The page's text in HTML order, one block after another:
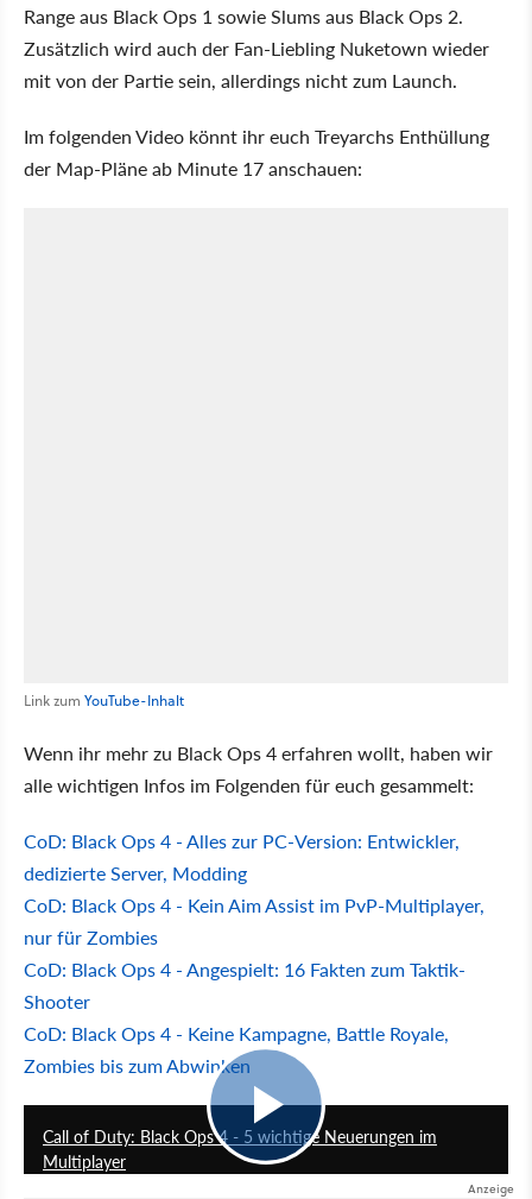
Range aus Black Ops 1 sowie Slums aus Black Ops 2.
Zusätzlich wird auch der Fan-Liebling Nuketown wieder
mit von der Partie sein, allerdings nicht zum Launch.
Im folgenden Video könnt ihr euch Treyarchs Enthüllung
der Map-Pläne ab Minute 17 anschauen:
Link zum YouTube-Inhalt
Wenn ihr mehr zu Black Ops 4 erfahren wollt, haben wir
alle wichtigen Infos im Folgenden für euch gesammelt:
CoD: Black Ops 4 - Alles zur PC-Version: Entwickler,
dedizierte Server, Modding
CoD: Black Ops 4 - Kein Aim Assist im PvP-Multiplayer,
nur für Zombies
CoD: Black Ops 4 - Angespielt: 16 Fakten zum Taktik-
Shooter
CoD: Black Ops 4 - Keine Kampagne, Battle Royale,
Zombies bis zum Abwinken
Call of Duty: Black Ops 4 - 5 wichtige Neuerungen im
Multiplayer